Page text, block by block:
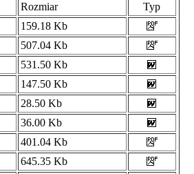
Rozmiar
Typ
159.18 Kb
507.04 Kb
531.50 Kb
147.50 Kb
28.50 Kb
36.00 Kb
401.04 Kb
645.35 Kb